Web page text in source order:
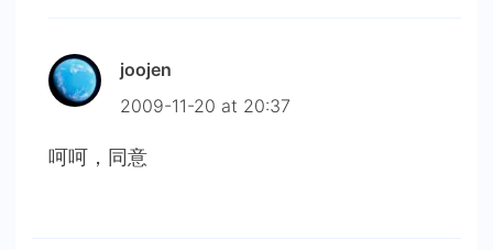
joojen
2009-11-20 at 20:37
呵呵，同意